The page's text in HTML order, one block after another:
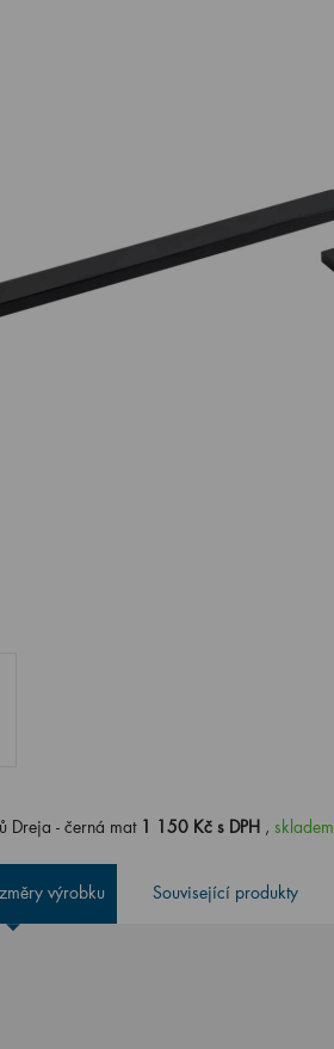
Dreja - černá mat 1 150 Kč s DPH ,skladem
výrobku Související produkty